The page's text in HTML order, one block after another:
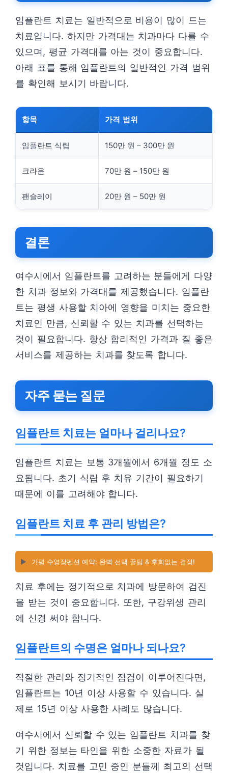
임플란트 치료는 일반적으로 비용이 많이 드는
치료입니다. 하지만 가격대는 치과마다 다를 수
있으며, 평균 가격대를 아는 것이 중요합니다.
아래 표를 통해 임플란트의 일반적인 가격 범위
를 확인해 보시기 바랍니다.
항목 가격 범위
임플란트 식립 150만 원 – 300만 원
크라운 70만 원 – 150만 원
팬슬레이 20만 원 – 50만 원
결론
여수시에서 임플란트를 고려하는 분들에게 다양
한 치과 정보와 가격대를 제공했습니다. 임플란
트는 평생 사용할 치아에 영향을 미치는 중요한
치료인 만큼, 신뢰할 수 있는 치과를 선택하는
것이 필요합니다. 항상 합리적인 가격과 질 좋은
서비스를 제공하는 치과를 찾도록 합니다.
자주 묻는 질문
임플란트 치료는 얼마나 걸리나요?
임플란트 치료는 보통 3개월에서 6개월 정도 소
요됩니다. 초기 식립 후 치유 기간이 필요하기
때문에 이를 고려해야 합니다.
임플란트 치료 후 관리 방법은?
▶️ 가평 수영장펜션 예약: 완벽 선택 꿀팁 & 후회없는 결정!
치료 후에는 정기적으로 치과에 방문하여 검진
을 받는 것이 중요합니다. 또한, 구강위생 관리
에 신경 써야 합니다.
임플란트의 수명은 얼마나 되나요?
적절한 관리와 정기적인 점검이 이루어진다면,
임플란트는 10년 이상 사용할 수 있습니다. 실
제로 15년 이상 사용한 사례도 많습니다.
여수시에서 신뢰할 수 있는 임플란트 치과를 찾
기 위한 정보는 타인을 위한 소중한 자료가 될
것입니다. 치료를 고민 중인 분들께 최고의 선택